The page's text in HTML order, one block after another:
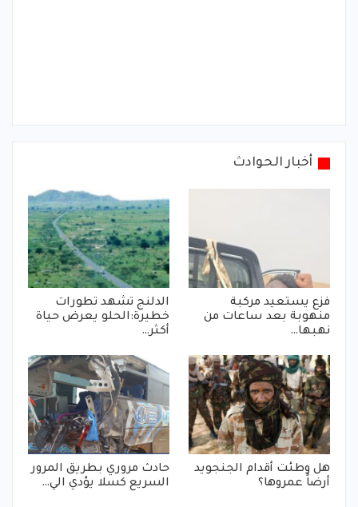
أخبار الحوادث
فزع يستعيد مركبة
منهوبة بعد ساعات من
نهبها…
الدلنج تشهد تطورات
خطيرة:الحلو يعرض حياة
أكثر…
هل وطئت أقدام الجنجويد
أرضاً عمروها؟
حادث مروري بطريق المرور
السريع كسلا يؤدي الي…